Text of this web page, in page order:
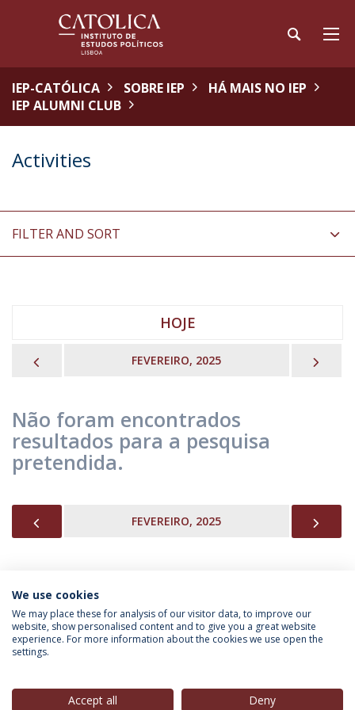
IEP-CATÓLICA SOBRE IEP
HÁ MAIS NO IEP
IEP ALUMNI CLUB
Activities
FILTER AND SORT
HOJE
FEVEREIRO, 2025
Não foram encontrados
resultados para a pesquisa
pretendida.
FEVEREIRO, 2025
INFORMAÇÃO PARA
We use cookies
We may place these for analysis of our visitor data, to improve our
website, show personalised content and to give you a great website
experience. For more information about the cookies we use open the
settings.
Accept all Deny